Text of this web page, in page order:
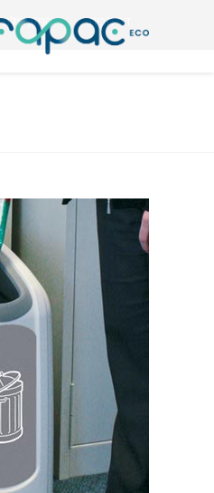
דף הבית החזון שלנו